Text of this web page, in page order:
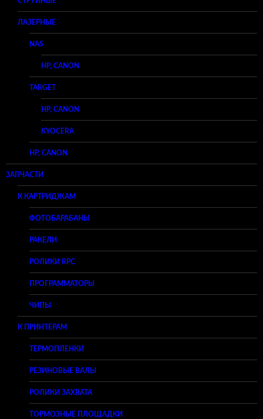
ЛАЗЕРНЫЕ
NAS
HP, CANON
TARGET
HP, CANON
KYOCERA
HP, CANON
ЗАПЧАСТИ
К КАРТРИДЖАМ
ФОТОБАРАБАНЫ
РАКЕЛИ
РОЛИКИ RPC
ПРОГРАММАТОРЫ
ЧИПЫ
К ПРИНТЕРАМ
ТЕРМОПЛЕНКИ
РЕЗИНОВЫЕ ВАЛЫ
РОЛИКИ ЗАХВАТА
ТОРМОЗНЫЕ ПЛОЩАДКИ